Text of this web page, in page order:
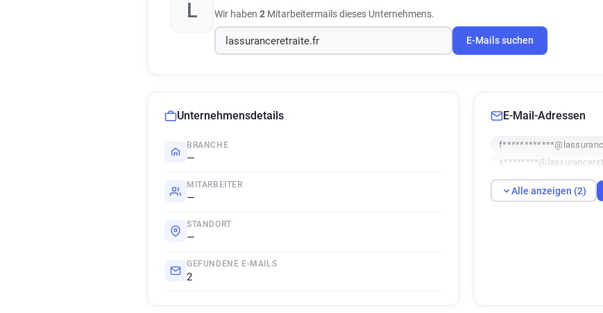
L Wir haben 2 Mitarbeitermails dieses Unternehmens.
E-Mails suchen
Unternehmensdetails
BRANCHE
—
MITARBEITER
—
STANDORT
—
GEFUNDENE E-MAILS
2
E-Mail-Adressen
Alle anzeigen (2)